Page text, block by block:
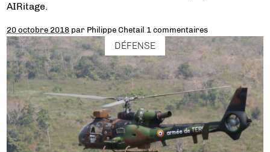
AIRitage.
20 octobre 2018 par Philippe Chetail 1 commentaires
DÉFENSE